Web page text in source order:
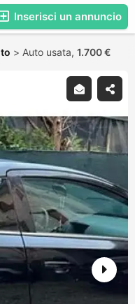
Inserisci un annuncio
> Auto usata, 1.700 €